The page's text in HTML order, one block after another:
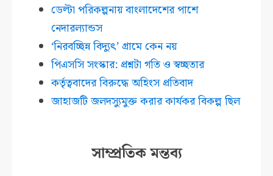
ডেল্টা পরিকল্পনায় বাংলাদেশের পাশে
নেদারল্যান্ডস
‘নিরবচ্ছিন্ন বিদ্যুৎ’ গ্রামে কেন নয়
পিএসসি সংস্কার: প্রশ্নটা গতি ও স্বচ্ছতার
কর্তৃত্ববাদের বিরুদ্ধে অহিংস প্রতিবাদ
জাহাজটি জলদস্যুমুক্ত করার কার্যকর বিকল্প ছিল
সাম্প্রতিক মন্তব্য